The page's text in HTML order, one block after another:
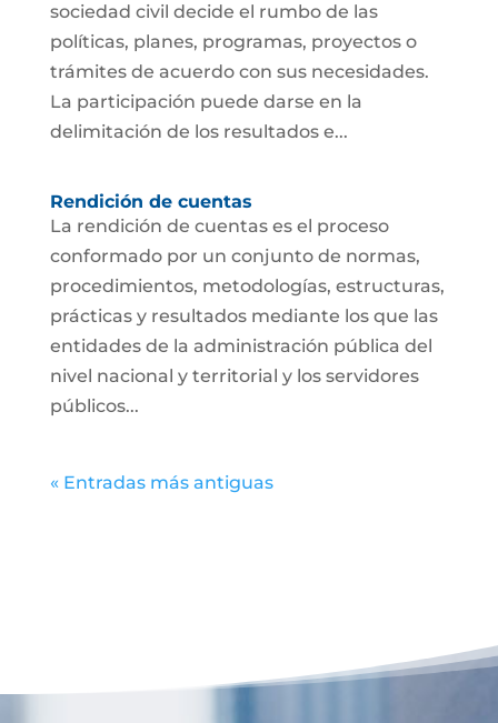
sociedad civil decide el rumbo de las
políticas, planes, programas, proyectos o
trámites de acuerdo con sus necesidades.
La participación puede darse en la
delimitación de los resultados e...
Rendición de cuentas
La rendición de cuentas es el proceso
conformado por un conjunto de normas,
procedimientos, metodologías, estructuras,
prácticas y resultados mediante los que las
entidades de la administración pública del
nivel nacional y territorial y los servidores
públicos...
« Entradas más antiguas